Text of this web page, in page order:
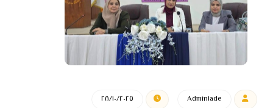
Admin١ade ٢٨/١٠/٢٠٢٥